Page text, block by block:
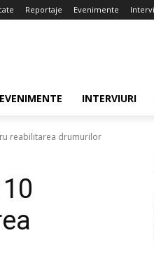
Reportaje Evenimente
EVENIMENTE INTERVIURI
reabilitarea drumurilor